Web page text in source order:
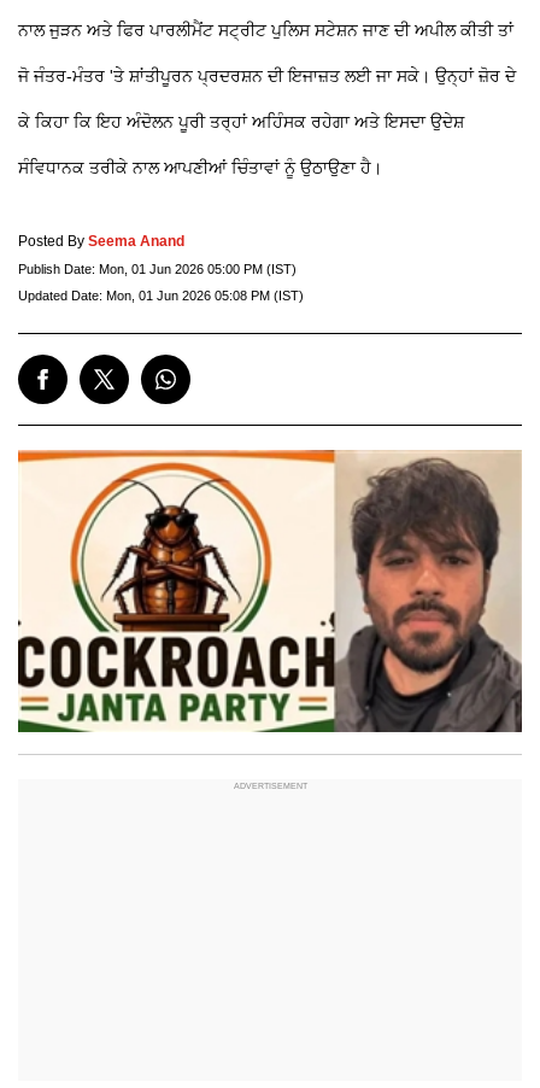
ਨਾਲ ਜੁੜਨ ਅਤੇ ਫਿਰ ਪਾਰਲੀਮੈਂਟ ਸਟ੍ਰੀਟ ਪੁਲਿਸ ਸਟੇਸ਼ਨ ਜਾਣ ਦੀ ਅਪੀਲ ਕੀਤੀ ਤਾਂ
ਜੋ ਜੰਤਰ-ਮੰਤਰ 'ਤੇ ਸ਼ਾਂਤੀਪੂਰਨ ਪ੍ਰਦਰਸ਼ਨ ਦੀ ਇਜਾਜ਼ਤ ਲਈ ਜਾ ਸਕੇ। ਉਨ੍ਹਾਂ ਜ਼ੋਰ ਦੇ
ਕੇ ਕਿਹਾ ਕਿ ਇਹ ਅੰਦੋਲਨ ਪੂਰੀ ਤਰ੍ਹਾਂ ਅਹਿੰਸਕ ਰਹੇਗਾ ਅਤੇ ਇਸਦਾ ਉਦੇਸ਼
ਸੰਵਿਧਾਨਕ ਤਰੀਕੇ ਨਾਲ ਆਪਣੀਆਂ ਚਿੰਤਾਵਾਂ ਨੂੰ ਉਠਾਉਣਾ ਹੈ।
Posted By Seema Anand
Publish Date: Mon, 01 Jun 2026 05:00 PM (IST)
Updated Date: Mon, 01 Jun 2026 05:08 PM (IST)